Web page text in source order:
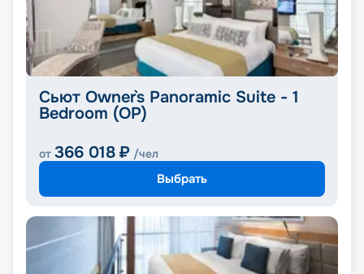
Сьют Owner`s Panoramic Suite - 1
Bedroom (OP)
от 366 018 ₽ /чел
Выбрать